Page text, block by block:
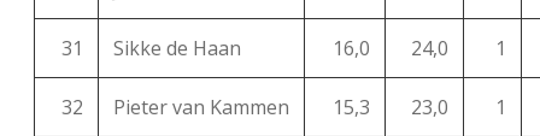
31 Sikke de Haan 16,0 24,0 1
32 Pieter van Kammen 15,3 23,0 1